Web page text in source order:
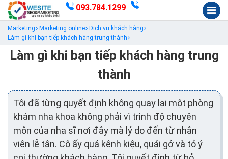
093.784.1299
Marketing Marketing online
Dịch vụ khách hàng
Làm gì khi bạn tiếp khách hàng trung thành
Làm gì khi bạn tiếp khách hàng trung
thành
Tôi đã từng quyết định không quay lại một phòng
khám nha khoa không phải vì trình độ chuyên
môn của nha sĩ nơi đây mà lý do đến từ nhân
viên lễ tân. Cô ấy quá kênh kiệu, quái gở và tỏ ý